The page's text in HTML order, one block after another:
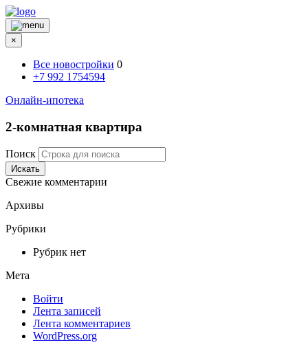
×
Все новостройки 0
+7 992 1754594
Онлайн-ипотека
2-комнатная квартира
Поиск
Искать
Свежие комментарии
Архивы
Рубрики
Рубрик нет
Мета
Войти
Лента записей
Лента комментариев
WordPress.org